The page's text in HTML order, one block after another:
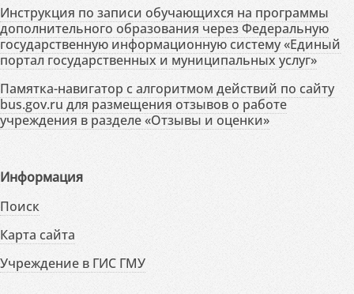
Инструкция по записи обучающихся на программы
дополнительного образования через Федеральную
государственную информационную систему «Единый
портал государственных и муниципальных услуг»
Памятка-навигатор с алгоритмом действий по сайту
bus.gov.ru для размещения отзывов о работе
учреждения в разделе «Отзывы и оценки»
Информация
Поиск
Карта сайта
Учреждение в ГИС ГМУ